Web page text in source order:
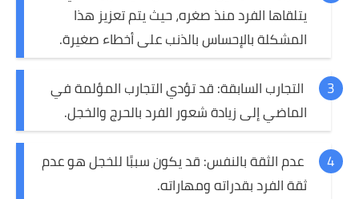
يتلقاها الفرد منذ صغره، حيث يتم تعزيز هذا
المشكلة بالإحساس بالذنب على أخطاء صغيرة.
التجارب السابقة: قد تؤدي التجارب المؤلمة في
الماضي إلى زيادة شعور الفرد بالحرج والخجل.
عدم الثقة بالنفس: قد يكون سببًا للخجل هو عدم
ثقة الفرد بقدراته ومهاراته.